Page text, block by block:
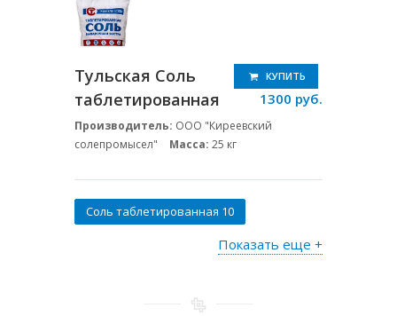
Тульская Соль
таблетированная
КУПИТЬ
1300 руб.
Производитель: ООО "Киреевский
солепромысел"
Масса: 25 кг
Соль таблетированная 10
Руссоль таблетированная
Таблетированная соль для смягчения
Показать еще +